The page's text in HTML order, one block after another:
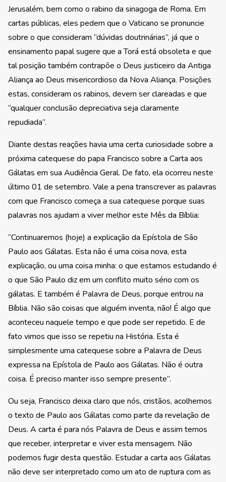
Jerusalém, bem como o rabino da sinagoga de Roma. Em
cartas públicas, eles pedem que o Vaticano se pronuncie
sobre o que consideram “dúvidas doutrinárias”, já que o
ensinamento papal sugere que a Torá está obsoleta e que
tal posição também contrapõe o Deus justiceiro da Antiga
Aliança ao Deus misericordioso da Nova Aliança. Posições
estas, consideram os rabinos, devem ser clareadas e que
“qualquer conclusão depreciativa seja claramente
repudiada”.
Diante destas reações havia uma certa curiosidade sobre a
próxima catequese do papa Francisco sobre a Carta aos
Gálatas em sua Audiência Geral. De fato, ela ocorreu neste
último 01 de setembro. Vale a pena transcrever as palavras
com que Francisco começa a sua catequese porque suas
palavras nos ajudam a viver melhor este Mês da Bíblia:
“Continuaremos (hoje) a explicação da Epístola de São
Paulo aos Gálatas. Esta não é uma coisa nova, esta
explicação, ou uma coisa minha: o que estamos estudando é
o que São Paulo diz em um conflito muito sério com os
gálatas. E também é Palavra de Deus, porque entrou na
Bíblia. Não são coisas que alguém inventa, não! É algo que
aconteceu naquele tempo e que pode ser repetido. E de
fato vimos que isso se repetiu na História. Esta é
simplesmente uma catequese sobre a Palavra de Deus
expressa na Epístola de Paulo aos Gálatas. Não é outra
coisa. É preciso manter isso sempre presente”.
Ou seja, Francisco deixa claro que nós, cristãos, acolhemos
o texto de Paulo aos Gálatas como parte da revelação de
Deus. A carta é para nós Palavra de Deus e assim temos
que receber, interpretar e viver esta mensagem. Não
podemos fugir desta questão. Estudar a carta aos Gálatas
não deve ser interpretado como um ato de ruptura com as